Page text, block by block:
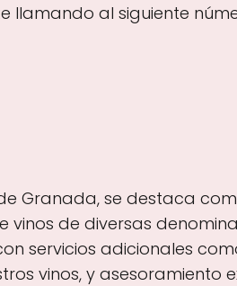
llamando al siguiente
Granada, se destaca
de diversas
servicios adicionales
vinos, y asesoramiento